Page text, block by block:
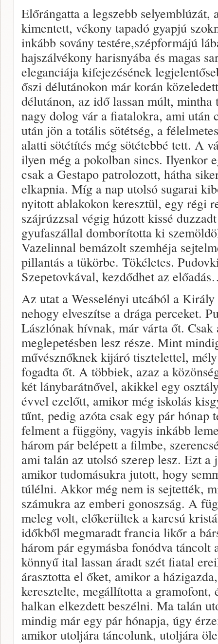
Előrángatta a legszebb
kimentett, vékony tapadó gyapjú
inkább sovány testére,szépformájú
hajszálvékony harisnyába és magas
eleganciája kifejezésének
őszi délutánokon már korán
délutánon, az idő lassan múlt,
nagy dolog vár a fiatalokra, ami után
után jön a totális sötétség, a
alatti sötétítés még sötétebbé tett. A
ilyen még a pokolban sincs. Ilyenkor
csak a Gestapo patrolozott, hátha
elkapnia. Míg a nap utolsó sugarai
nyitott ablakokon keresztül, egy régi
szájrúzzsal végig húzott kissé
gyufaszállal domborította ki
Vazelinnal bemázolt szemhéja
pillantás a tükörbe. Tökéletes.
Szepetovkával, kezdődhet az
Az utat a Wesselényi utcából a
nehogy elveszítse a drága perceket.
Lászlónak hívnak, már várta őt.
meglepetésben lesz része. Mint
művésznőknek kijáró tisztelettel,
fogadta őt. A többiek, azaz a
két lánybarátnővel, akikkel egy
évvel ezelőtt, amikor még iskolás
tűnt, pedig azóta csak egy pár hónap
felment a függöny, vagyis inkább
három pár belépett a filmbe,
ami talán az utolsó szerep lesz. Ezt
amikor tudomásukra jutott, hogy
túlélni. Akkor még nem is sejtették,
számukra az emberi gonoszság. A
meleg volt, előkerültek a karcsú
időkből megmaradt francia likőr a
három pár egymásba fonódva táncolt
könnyű ital lassan áradt szét fiatal
árasztotta el őket, amikor a
keresztelte, megállította a gramofont,
halkan elkezdett beszélni. Ma talán
mindig már egy pár hónapja, úgy
amikor utoljára táncolunk, utoljára